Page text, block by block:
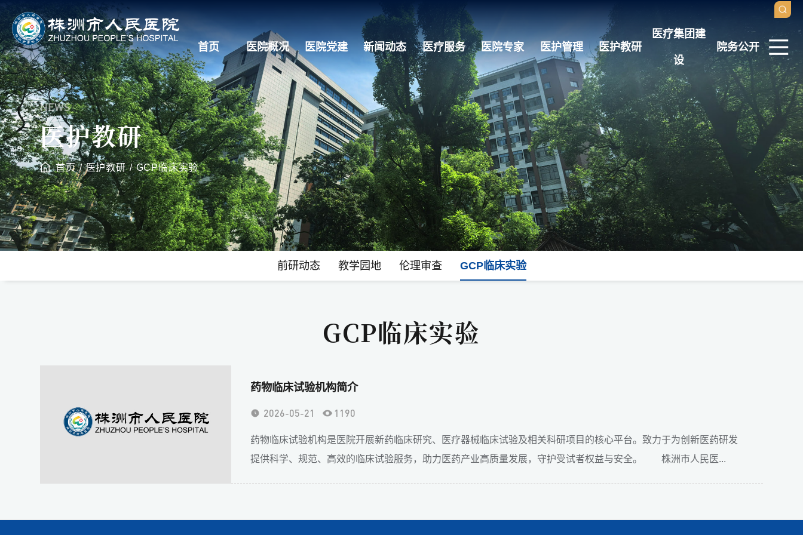
首页 医院概况 医院党建 新闻动态 医疗服务 医院专家 医护管理 医护教研
医疗集团建
设
院务公开
NEWS
医护教研
首页 / 医护教研 / GCP临床实验
前研动态 教学园地 伦理审查 GCP临床实验
GCP临床实验
药物临床试验机构简介
2026-05-21 1190
药物临床试验机构是医院开展新药临床研究、医疗器械临床试验及相关科研项目的核心平台。致力于为创新医药研发
提供科学、规范、高效的临床试验服务，助力医药产业高质量发展，守护受试者权益与安全。 株洲市人民医...